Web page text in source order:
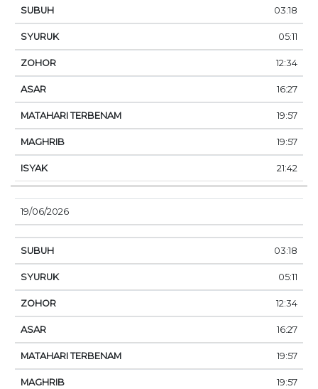
03:18
05:11
12:34
16:27
19:57
19:57
21:42
19/06/2026
03:18
05:11
12:34
16:27
19:57
19:57